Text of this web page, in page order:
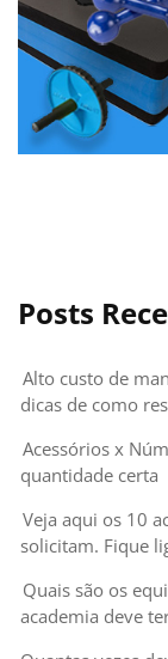
Posts
Alto custo de
dicas de como
Acessórios x
quantidade certa
Veja aqui os 10
solicitam. Fique
Quais são os
academia deve